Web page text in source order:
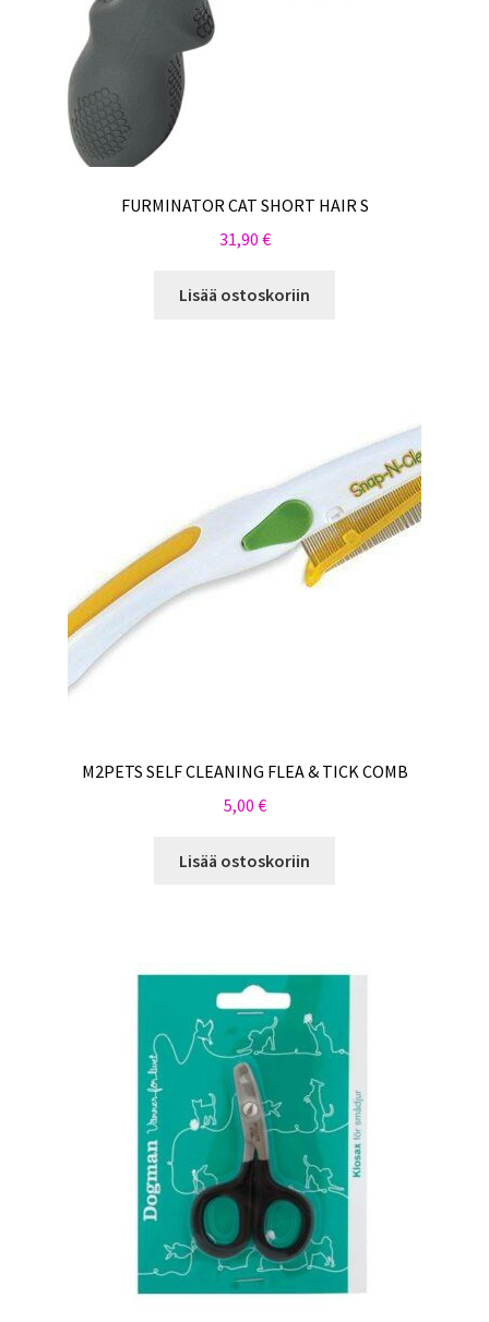
FURMINATOR CAT SHORT HAIR S
31,90 €
Lisää ostoskoriin
M2PETS SELF CLEANING FLEA & TICK COMB
5,00 €
Lisää ostoskoriin